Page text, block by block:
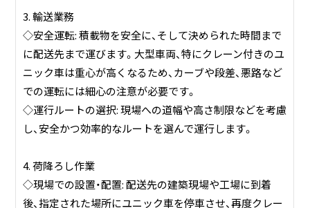
3. 輸送業務
◇安全運転: 積載物を安全に、そして決められた時間まで
に配送先まで運びます。大型車両、特にクレーン付きのユ
ニック車は重心が高くなるため、カーブや段差、悪路など
での運転には細心の注意が必要です。
◇運行ルートの選択: 現場への道幅や高さ制限などを考慮
し、安全かつ効率的なルートを選んで運行します。
4. 荷降ろし作業
◇現場での設置・配置: 配送先の建築現場や工場に到着
後、指定された場所にユニック車を停車させ、再度クレー